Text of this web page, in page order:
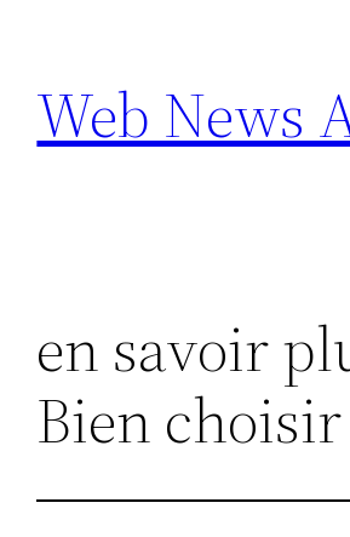
contenu
Web News
en savoir
Bien choisir